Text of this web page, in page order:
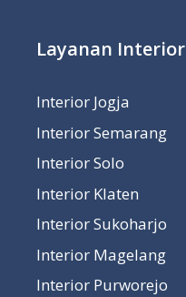
Layanan Interior
Interior Jogja
Interior Semarang
Interior Solo
Interior Klaten
Interior Sukoharjo
Interior Magelang
Interior Purworejo